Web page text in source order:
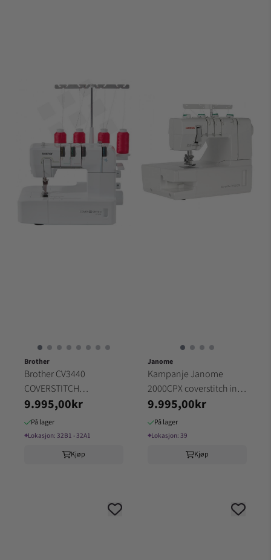
Brother
Brother CV3440
COVERSTITCH
(32A1/32B1)
9.995,00kr
På lager
⌖Lokasjon: 32B1 - 32A1
Kjøp
Janome
Kampanje Janome
2000CPX coverstitch inkl.
Kantbåndsapparat
9.995,00kr
På lager
⌖Lokasjon: 39
Kjøp